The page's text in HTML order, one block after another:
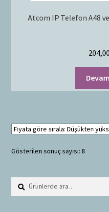
Atcom IP Telefon A48
204,00
Gösterilen sonuç sayısı: 8
Ara: